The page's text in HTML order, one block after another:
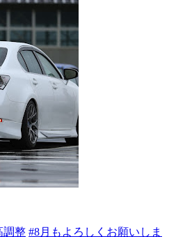
調整 #8月もよろしくお願いしま